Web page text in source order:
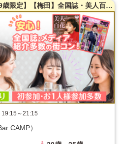
【女性20〜35歳・男性23～39歳限定】【梅田】全国誌・美人百花に取材を受けた大阪で一番出会える街コン☆【年収６００万以上☆ハイスペ男性限定！】満腹保証☆【たっぷりお肉】室内バーベキュー街コン♪【充実お料理＆飲み放題付】超オシャレ隠れ家ダイニング貸切☆同世代で楽しむ♪席替えあり！
19:15～21:15
CAMP）